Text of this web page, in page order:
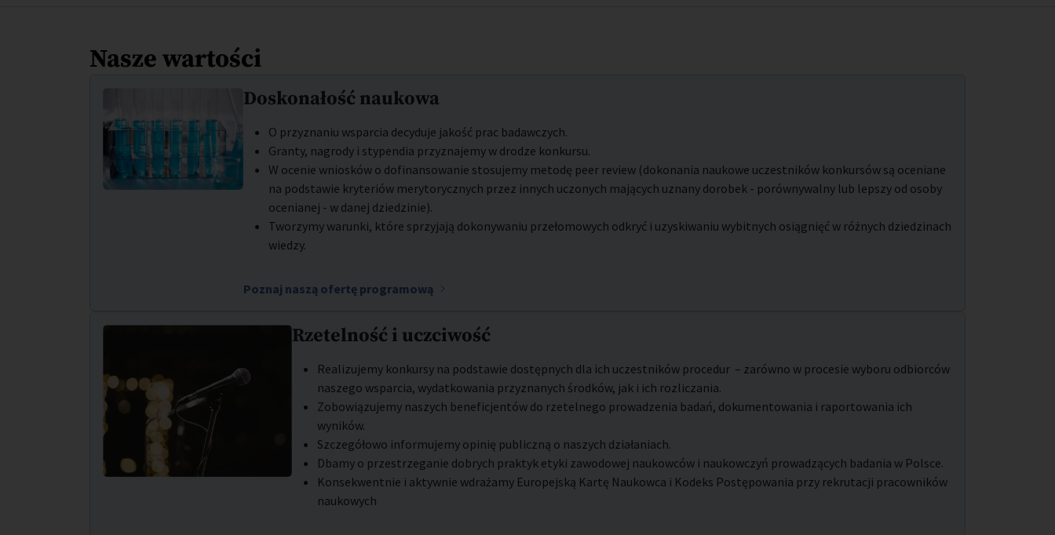
Nasze wartości
Doskonałość naukowa
O przyznaniu wsparcia decyduje jakość prac badawczych.
Granty, nagrody i stypendia przyznajemy w drodze konkursu.
W ocenie wniosków o dofinansowanie stosujemy metodę peer review (dokonania naukowe uczestników konkursów są oceniane
na podstawie kryteriów merytorycznych przez innych uczonych mających uznany dorobek - porównywalny lub lepszy od osoby
ocenianej - w danej dziedzinie).
Tworzymy warunki, które sprzyjają dokonywaniu przełomowych odkryć i uzyskiwaniu wybitnych osiągnięć w różnych dziedzinach
wiedzy.
Poznaj naszą ofertę programową
Rzetelność i uczciwość
Realizujemy konkursy na podstawie dostępnych dla ich uczestników procedur – zarówno w procesie wyboru odbiorców
naszego wsparcia, wydatkowania przyznanych środków, jak i ich rozliczania.
Zobowiązujemy naszych beneficjentów do rzetelnego prowadzenia badań, dokumentowania i raportowania ich
wyników.
Szczegółowo informujemy opinię publiczną o naszych działaniach.
Dbamy o przestrzeganie dobrych praktyk etyki zawodowej naukowców i naukowczyń prowadzących badania w Polsce.
Konsekwentnie i aktywnie wdrażamy Europejską Kartę Naukowca i Kodeks Postępowania przy rekrutacji pracowników
naukowych